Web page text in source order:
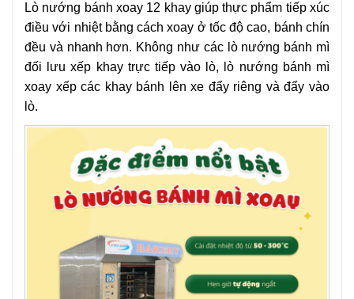
Lò nướng bánh xoay 12 khay giúp thực phẩm tiếp xúc
điều với nhiệt bằng cách xoay ở tốc độ cao, bánh chín
đều và nhanh hơn. Không như các lò nướng bánh mì
đối lưu xếp khay trực tiếp vào lò, lò nướng bánh mì
xoay xếp các khay bánh lên xe đẩy riêng và đẩy vào
lò.